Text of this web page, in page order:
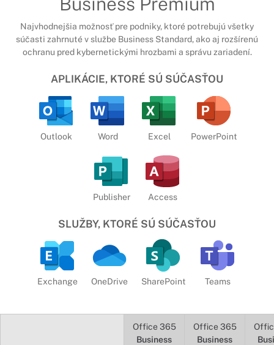
Najvhodnejšia možnosť pre podniky, ktoré potrebujú všetky
súčasti zahrnuté v službe Business Standard, ako aj rozšírenú
ochranu pred kybernetickými hrozbami a správu zariadení.
APLIKÁCIE, KTORÉ SÚ SÚČASŤOU
Outlook Word Excel PowerPoint
Publisher Access
SLUŽBY, KTORÉ SÚ SÚČASŤOU
Exchange OneDrive SharePoint Teams
Office 365
Business
Office 365
Business